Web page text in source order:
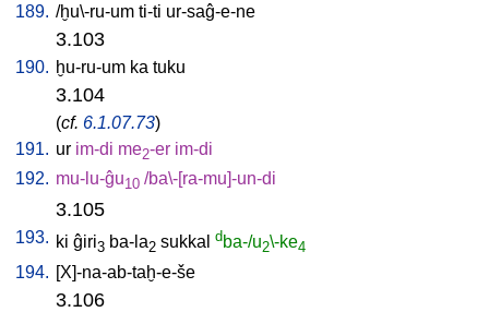
189. /ḫu\-ru-um ti-ti ur-saĝ-e-ne
3.103
190. ḫu-ru-um ka tuku
3.104
(cf. 6.1.07.73)
191. ur im-di me2-er im-di
192. mu-lu-ĝu10 /ba\-[ra-mu]-un-di
3.105
193. ki ĝiri3 ba-la2 sukkal dba-/u2\-ke4
194. [X]-na-ab-taḫ-e-še
3.106